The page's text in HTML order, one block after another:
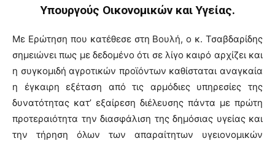
Υπουργούς Οικονομικών και Υγείας.
Με Ερώτηση που κατέθεσε στη Βουλή, ο κ. Τσαβδαρίδης
σημειώνει πως με δεδομένο ότι σε λίγο καιρό αρχίζει και
η συγκομιδή αγροτικών προϊόντων καθίσταται αναγκαία
η έγκαιρη εξέταση από τις αρμόδιες υπηρεσίες της
δυνατότητας κατ’ εξαίρεση διέλευσης πάντα με πρώτη
προτεραιότητα την διασφάλιση της δημόσιας υγείας και
την τήρηση όλων των απαραίτητων υγειονομικών